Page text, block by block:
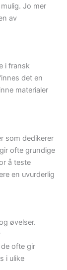
Jo mer
av
i fransk
det en
materialer
som dedikerer
ofte grundige
å teste
en uvurderlig
øvelser.
ofte gir
i ulike